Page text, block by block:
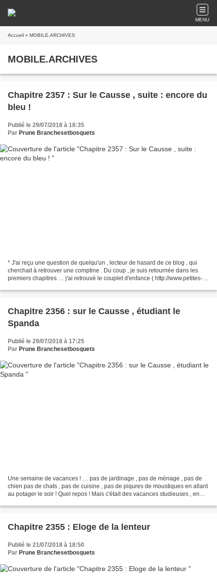
MENU
Accueil » MOBILE.ARCHIVES
MOBILE.ARCHIVES
Chapitre 2357 : Sur le Causse , suite : encore du
bleu !
Publié le 29/07/2018 à 18:35
Par Prune Branchesetbosquets
* J'ai reçu une question de quelqu'un , lecteur de hasard de ce blog , qui
cherchait à retrouver une comptine . Du coup , je suis retournée dans les
premiers chapitres … j'ai retrouvé le couplet d'enfance ( http://www.petites-
Chapitre 2356 : sur le Causse , étudiant le
Spanda
Publié le 29/07/2018 à 17:25
Par Prune Branchesetbosquets
Une semaine de vacances ! … pas de jardinage , pas de ménage , pas de
chien pas de chats , pas de cuisine , pas de piqures de moustiques en allant
au potager le soir ! Quel repos ! Mais c'était des vacances studieuses , en
Chapitre 2355 : Eloge de la lenteur
Publié le 21/07/2018 à 18:50
Par Prune Branchesetbosquets